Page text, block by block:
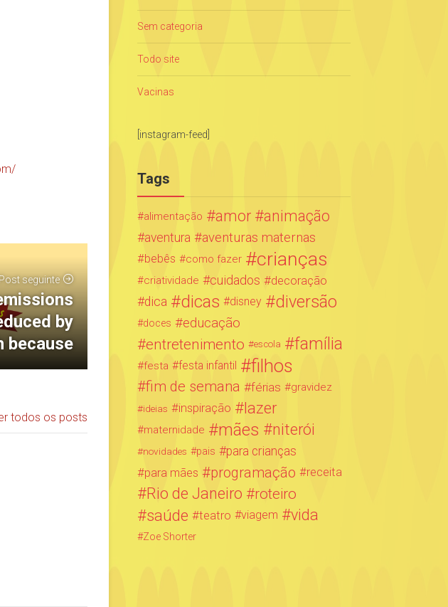
Post seguinte
by
because
todos os posts
Sem categoria
Todo site
Vacinas
[instagram-feed]
Tags
alimentação amor animação
aventura aventuras maternas
bebês como fazer crianças
criatividade cuidados
decoração
dica
dicas disney diversão
doces educação
entretenimento escola família
festa festa infantil filhos
fim de semana férias gravidez
ideias inspiração lazer
maternidade mães niterói
novidades pais
para crianças
para mães
programação receita
Rio de Janeiro roteiro
saúde teatro viagem vida
Zoe Shorter